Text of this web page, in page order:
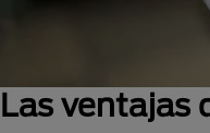
Las ventajas